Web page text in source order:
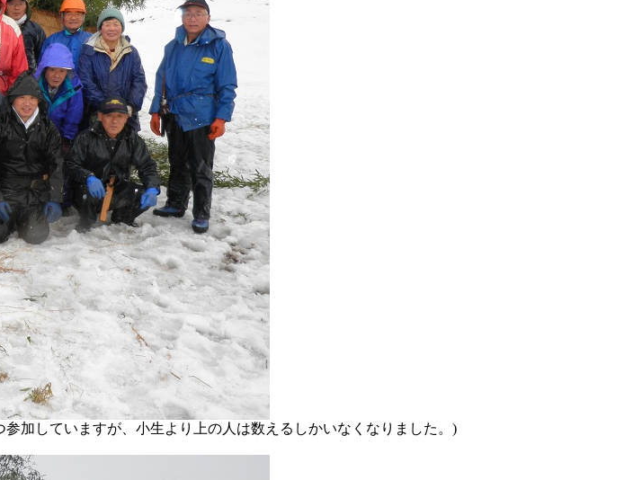
加していますが、小生より上の人は数えるしかいなくなりました。)